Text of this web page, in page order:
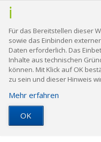
Für das Bereitstellen dieser
sowie das Einbinden
Daten erforderlich. Das
Inhalte aus technischen
können. Mit Klick auf OK
zu sein und dieser Hinweis
Mehr erfahren
OK